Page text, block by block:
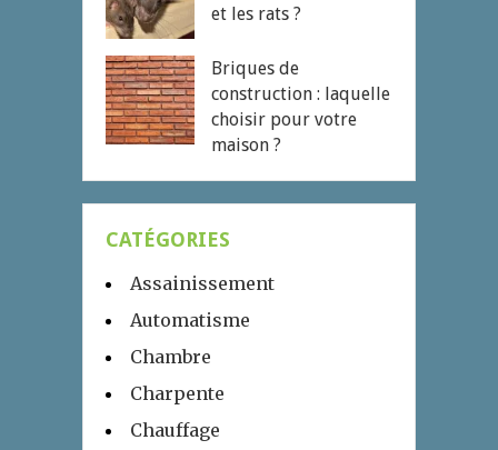
et les rats ?
Briques de
construction : laquelle
choisir pour votre
maison ?
CATÉGORIES
Assainissement
Automatisme
Chambre
Charpente
Chauffage